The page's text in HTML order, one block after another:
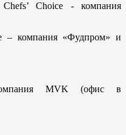
Choice - компания
– компания «Фудпром» и
MVK (офис в